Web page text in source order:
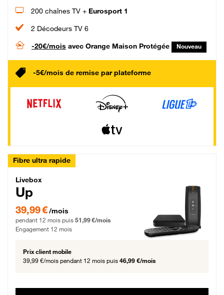
200 chaînes TV + Eurosport 1
2 Décodeurs TV 6
-20€/mois avec Orange Maison Protégée Nouveau
-5€/mois de remise par plateforme
Fibre ultra rapide
Livebox Up Fibre
Livebox
Up
39,99 € par mois pendant 12 mois puis 51,99 € par mois, Engagement 12 mois
39,99 €/mois
pendant 12 mois puis 51,99 €/mois
Engagement 12 mois
Prix client mobile
39,99 €/mois pendant 12 mois puis 46,99 €/mois